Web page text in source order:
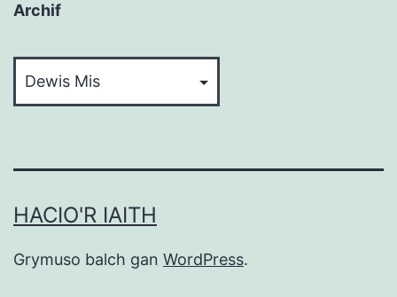
Archif
HACIO'R IAITH
Grymuso balch gan WordPress.